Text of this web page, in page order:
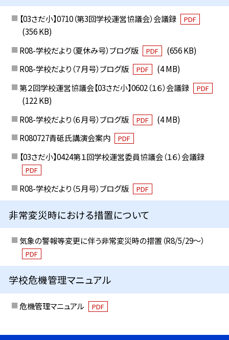
【03さだ小】0710（第3回学校運営協議会）会議録 PDF
(356 KB)
R08-学校だより（夏休み号）ブログ版
PDF
(656 KB)
R08-学校だより（７月号）ブログ版
PDF
(4 MB)
第２回学校運営協議会【03さだ小】0602（１６）会議録
PDF
(122 KB)
R08-学校だより（６月号）ブログ版
PDF
(4 MB)
R080727青砥氏講演会案内
PDF
【03さだ小】0424第１回学校運営委員協議会（１６）会議録
PDF
R08-学校だより（５月号）ブログ版 PDF
非常変災時における措置について
気象の警報等変更に伴う非常変災時の措置（R8/5/29〜）
PDF
学校危機管理マニュアル
危機管理マニュアル PDF